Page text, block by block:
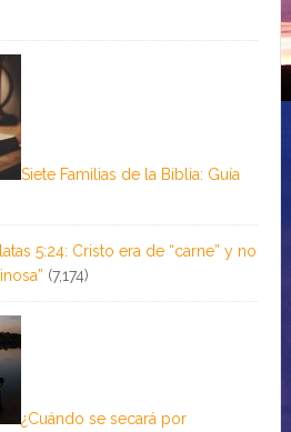
Siete Familias de la Biblia: Guía
5:24: Cristo era de “carne” y no
(7,174)
¿Cuándo se secará por